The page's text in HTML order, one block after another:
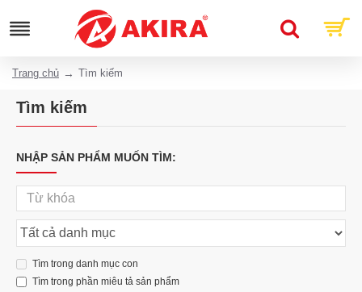
Trang chủ Tìm kiếm
Tìm kiếm
NHẬP SẢN PHẨM MUỐN TÌM:
Tìm trong danh mục con
Tìm trong phần miêu tả sản phẩm